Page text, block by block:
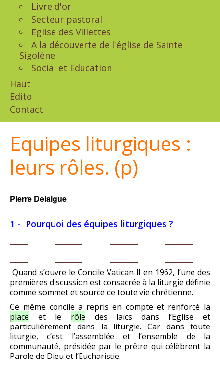
Livre d'or
Secteur pastoral
Eglise des Villettes
A la découverte de l'église de Sainte
Sigolène
Social et Education
Haut
Edito
Contact
Equipes liturgiques :
leurs rôles. (p)
Pierre Delaigue
1 - Pourquoi des équipes liturgiques ?
Quand s’ouvre le Concile Vatican II en 1962, l’une des
premières discussion est consacrée à la liturgie définie
comme sommet et source de toute vie chrétienne.
Ce même concile a repris en compte et renforcé la
place et le rôle des laïcs dans l’Eglise et
particulièrement dans la liturgie. Car dans toute
liturgie, c’est l’assemblée et l’ensemble de la
communauté, présidée par le prêtre qui célèbrent la
Parole de Dieu et l’Eucharistie.